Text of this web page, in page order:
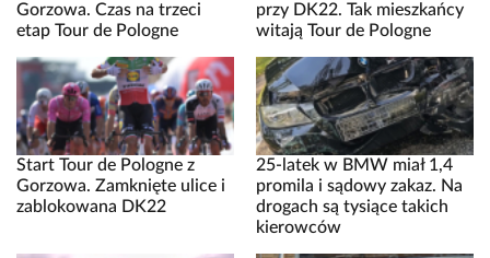
Gorzowa. Czas na trzeci
etap Tour de Pologne
przy DK22. Tak mieszkańcy
witają Tour de Pologne
Start Tour de Pologne z
Gorzowa. Zamknięte ulice i
zablokowana DK22
25-latek w BMW miał 1,4
promila i sądowy zakaz. Na
drogach są tysiące takich
kierowców